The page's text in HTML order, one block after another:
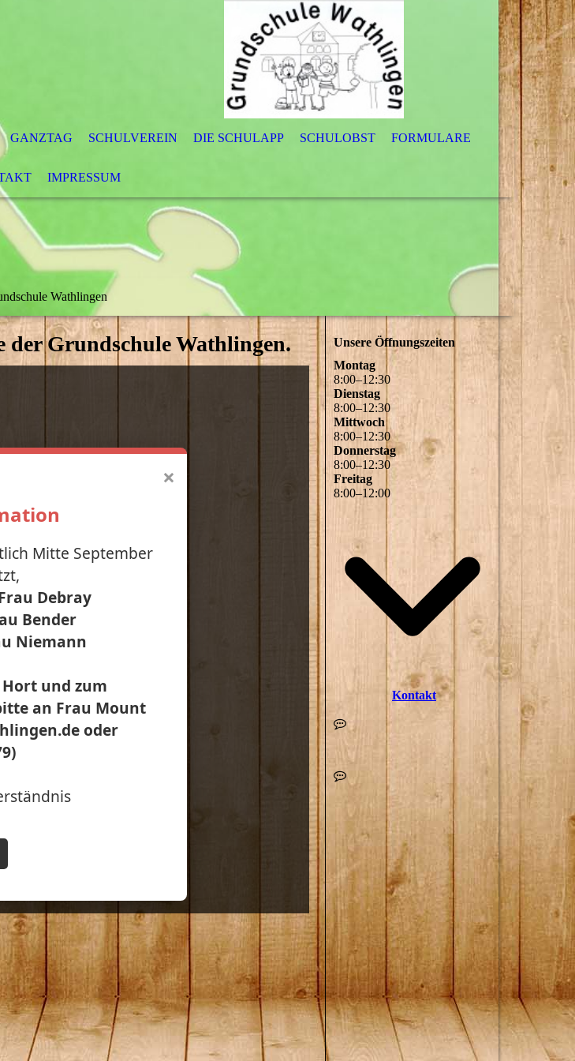
GANZTAG SCHULVEREIN DIE SCHULAPP SCHULOBST FORMULARE
IMPRESSUM
Wathlingen
der Grundschule Wathlingen.
Unsere Öffnungszeiten
Montag
8:00–12:30
Dienstag
8:00–12:30
Mittwoch
8:00–12:30
Donnerstag
8:00–12:30
Freitag
8:00–12:00
Kontakt